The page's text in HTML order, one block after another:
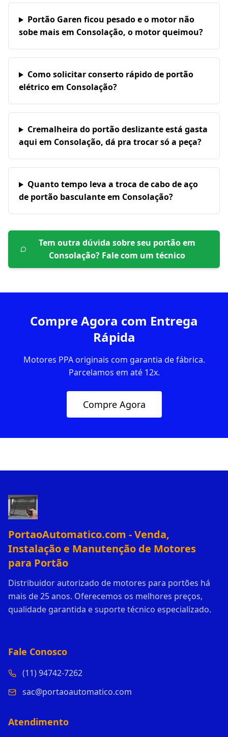
Portão Garen ficou pesado e o motor não
sobe mais em Consolação, o motor queimou?
Como solicitar conserto rápido de portão
elétrico em Consolação?
Cremalheira do portão deslizante está gasta
aqui em Consolação, dá pra trocar só a peça?
Quanto tempo leva a troca de cabo de aço
de portão basculante em Consolação?
Tem outra dúvida sobre seu portão em
Consolação? Fale com um técnico
Compre Agora com Entrega
Rápida
Motores PPA originais com garantia de fábrica.
Parcelamos em até 12x.
Compre Agora
PortaoAutomatico.com - Venda,
Instalação e Manutenção de Motores
para Portão
Distribuidor autorizado de motores para portões há
mais de 25 anos. Oferecemos os melhores preços,
qualidade garantida e suporte técnico especializado.
Fale Conosco
(11) 94742-7262
sac@portaoautomatico.com
Atendimento